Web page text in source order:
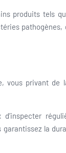
produits tels
pathogènes,
vous privant de
garantissez la